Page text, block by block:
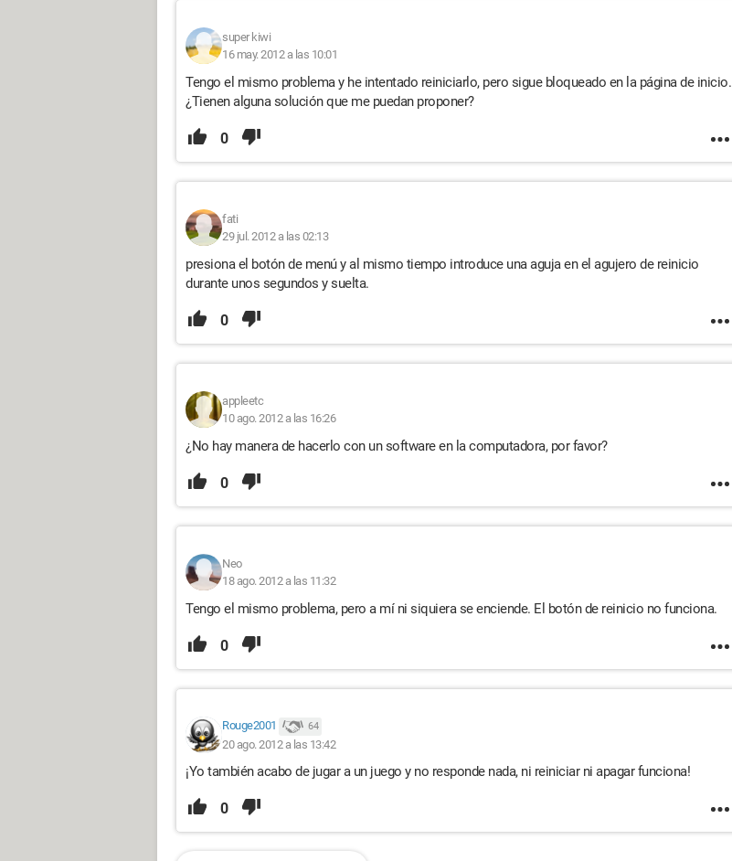
super kiwi
16 may. 2012 a las 10:01
Tengo el mismo problema y he intentado reiniciarlo, pero sigue bloqueado en la página de inicio.
¿Tienen alguna solución que me puedan proponer?
0
fati
29 jul. 2012 a las 02:13
presiona el botón de menú y al mismo tiempo introduce una aguja en el agujero de reinicio
durante unos segundos y suelta.
0
appleetc
10 ago. 2012 a las 16:26
¿No hay manera de hacerlo con un software en la computadora, por favor?
0
Neo
18 ago. 2012 a las 11:32
Tengo el mismo problema, pero a mí ni siquiera se enciende. El botón de reinicio no funciona.
0
Rouge2001 64
20 ago. 2012 a las 13:42
¡Yo también acabo de jugar a un juego y no responde nada, ni reiniciar ni apagar funciona!
0